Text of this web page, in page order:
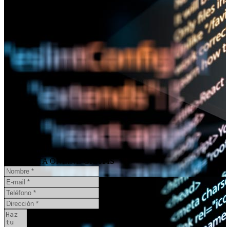
¿Necesita un informe pericial?
CONSULTA ONLINE
GRATIS